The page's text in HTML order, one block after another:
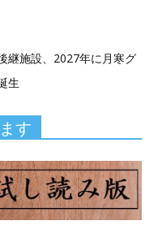
継施設、2027年に月寒グ
生
す